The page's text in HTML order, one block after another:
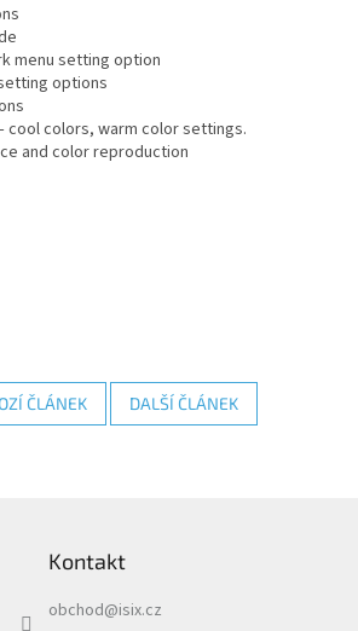
menu setting option
options
cool colors, warm color settings.
and color reproduction
ČLÁNEK DALŠÍ ČLÁNEK
Kontakt
obchod@isix.cz